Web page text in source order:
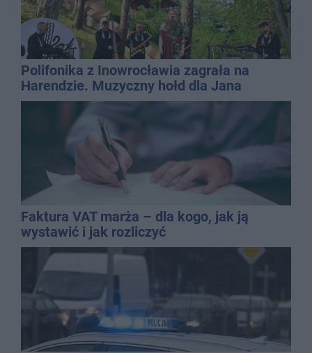
Polifonika z Inowrocławia zagrała na
Harendzie. Muzyczny hołd dla Jana
Kasprowicza
Faktura VAT marża – dla kogo, jak ją
wystawić i jak rozliczyć